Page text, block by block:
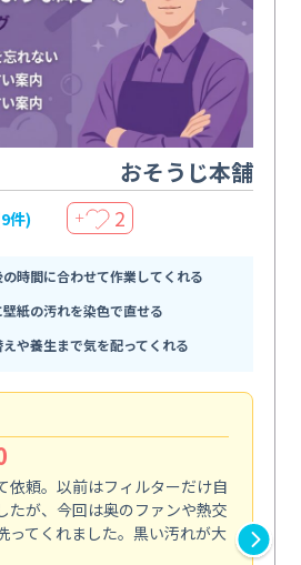
おそうじ本舗
件) ＋ 2
時間に合わせて作業してくれる
紙の汚れを染色で直せる
や養生まで気を配ってくれる
依頼。以前はフィルターだけ自
たが、今回は奥のファンや熱交
ってくれました。黒い汚れが大